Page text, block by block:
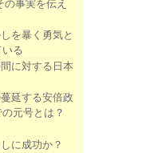
の事実を伝え
を暴く勇気と
る
に対する日本
延する安倍政
元号とは？
に成功か？